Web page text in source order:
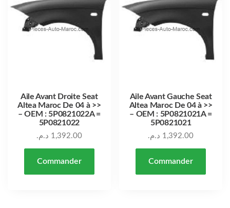
Aile Avant Droite Seat
Altea Maroc De 04 à >>
– OEM : 5P0821022A =
5P0821022
1,392.00 د.م.
Commander
Aile Avant Gauche Seat
Altea Maroc De 04 à >>
– OEM : 5P0821021A =
5P0821021
1,392.00 د.م.
Commander